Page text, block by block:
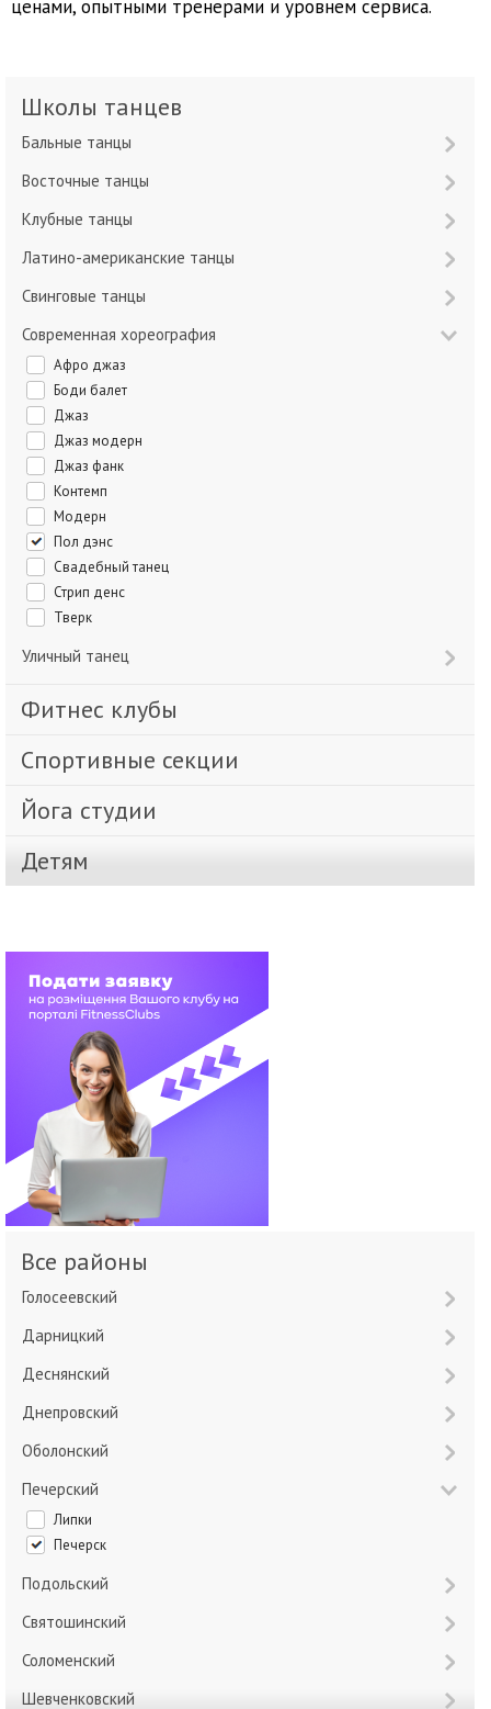
ценами, опытными тренерами и уровнем сервиса.
Школы танцев
Бальные танцы
Восточные танцы
Клубные танцы
Латино-американские танцы
Свинговые танцы
Современная хореография
Афро джаз
Боди балет
Джаз
Джаз модерн
Джаз фанк
Контемп
Модерн
Пол дэнс
Свадебный танец
Стрип денс
Тверк
Уличный танец
Фитнес клубы
Спортивные секции
Йога студии
Детям
Все районы
Голосеевский
Дарницкий
Деснянский
Днепровский
Оболонский
Печерский
Липки
Печерск
Подольский
Святошинский
Соломенский
Шевченковский